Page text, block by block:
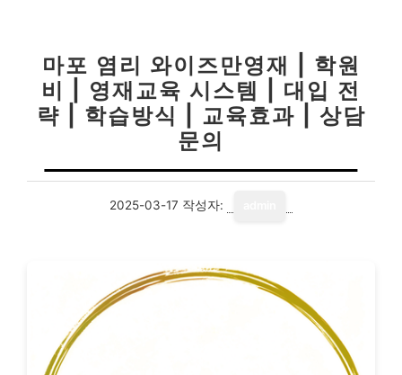
마포 염리 와이즈만영재 | 학원
비 | 영재교육 시스템 | 대입 전
략 | 학습방식 | 교육효과 | 상담
문의
2025-03-17 작성자: